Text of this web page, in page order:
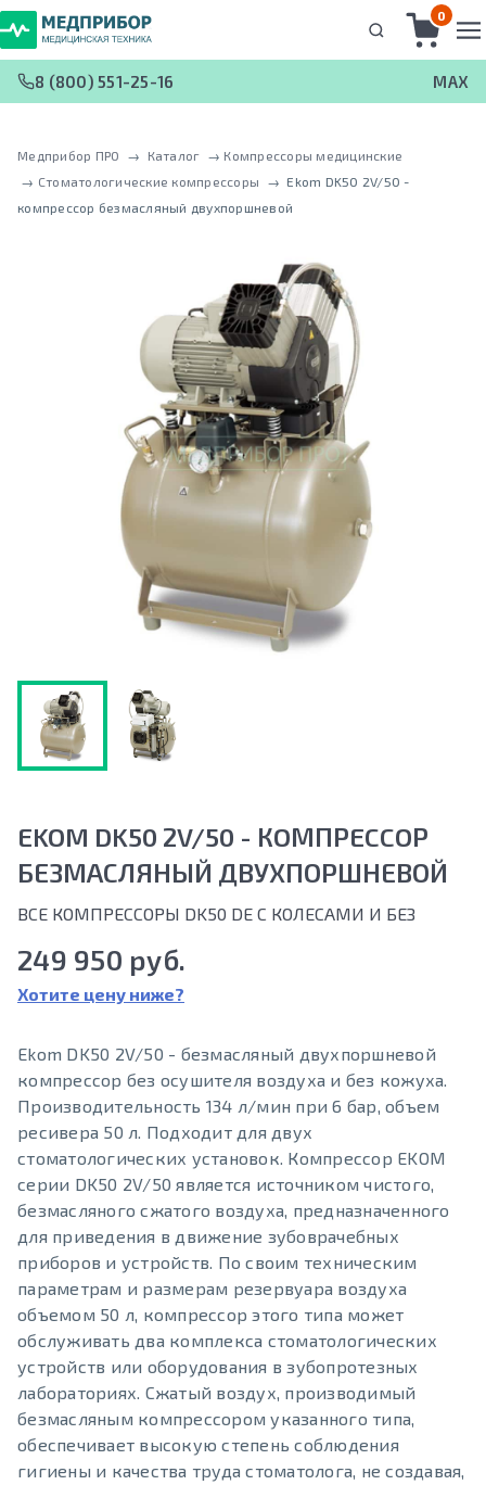
0
8 (800) 551-25-16 MAX
Медприбор ПРО → Каталог → Компрессоры медицинские
→ Стоматологические компрессоры → Ekom DK50 2V/50 -
кoмпрeccoр безмасляный двухпоршневой
EKOM DK50 2V/50 - КOМПРECCOР
БЕЗМАСЛЯНЫЙ ДВУХПОРШНЕВОЙ
ВСЕ КОМПРЕССОРЫ DK50 DЕ С КОЛЕСАМИ И БЕЗ
249 950 руб.
Хотите цену ниже?
Ekom DK50 2V/50 - безмасляный двухпоршневой
компрессор без осушителя воздуха и без кожуха.
Производительность 134 л/мин при 6 бар, объем
ресивера 50 л. Подходит для двух
стоматологических установок. Компрессор EKOM
серии DK50 2V/50 является источником чистого,
безмасляного сжатого воздуха, предназначенного
для приведения в движение зубоврачебных
приборов и устройств. По своим техническим
параметрам и размерам резервуара воздуха
объемом 50 л, компрессор этого типа может
обслуживать два комплекса стоматологических
устройств или оборудования в зубопротезных
лабораториях. Сжатый воздух, производимый
безмасляным компрессором указанного типа,
обеспечивает высокую степень соблюдения
гигиены и качества труда стоматолога, не создавая,